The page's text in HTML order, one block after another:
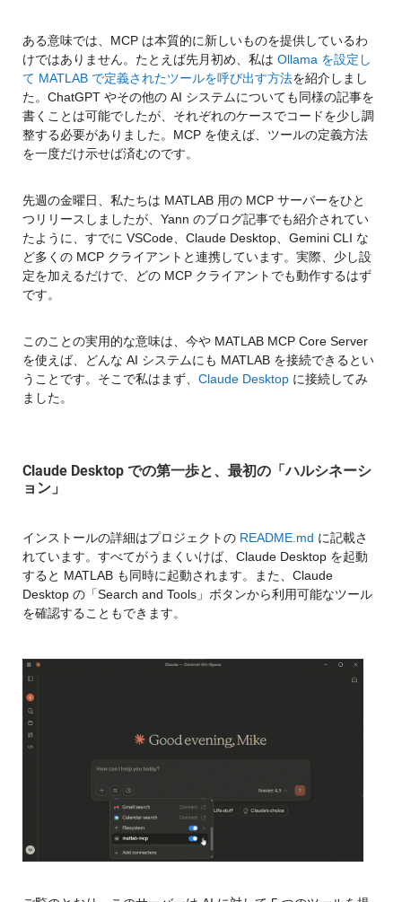
ある意味では、MCP は本質的に新しいものを提供しているわ
けではありません。たとえば先月初め、私は Ollama を設定し
て MATLAB で定義されたツールを呼び出す方法を紹介しまし
た。ChatGPT やその他の AI システムについても同様の記事を
書くことは可能でしたが、それぞれのケースでコードを少し調
整する必要がありました。MCP を使えば、ツールの定義方法
を一度だけ示せば済むのです。
先週の金曜日、私たちは MATLAB 用の MCP サーバーをひと
つリリースしましたが、Yann のブログ記事でも紹介されてい
たように、すでに VSCode、Claude Desktop、Gemini CLI な
ど多くの MCP クライアントと連携しています。実際、少し設
定を加えるだけで、どの MCP クライアントでも動作するはず
です。
このことの実用的な意味は、今や MATLAB MCP Core Server
を使えば、どんな AI システムにも MATLAB を接続できるとい
うことです。そこで私はまず、 Claude Desktop に接続してみ
ました。
Claude Desktop での第一歩と、最初の「ハルシネーシ
ョン」
インストールの詳細はプロジェクトの README.md に記載さ
れています。すべてがうまくいけば、Claude Desktop を起動
すると MATLAB も同時に起動されます。また、Claude
Desktop の「Search and Tools」ボタンから利用可能なツール
を確認することもできます。